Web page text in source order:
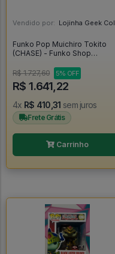
Vendido por: Lojinha Geek Colecionáveis - DF
Funko Pop Muichiro Tokito
(CHASE) - Funko Shop
#1858 *RARO* - FUNKO POP
#1858
R$ 1.727,60 5% OFF
R$ 1.641,22
4x R$ 410,31 sem juros
Frete Grátis
Carrinho